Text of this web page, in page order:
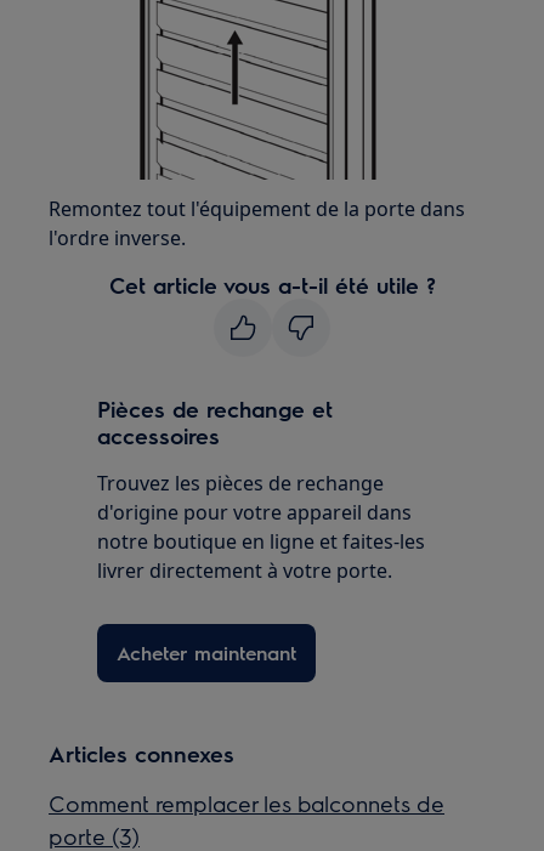
Remontez tout l'équipement de la porte dans
l'ordre inverse.
Cet article vous a-t-il été utile ?
Pièces de rechange et
accessoires
Trouvez les pièces de rechange
d'origine pour votre appareil dans
notre boutique en ligne et faites-les
livrer directement à votre porte.
Acheter maintenant
Articles connexes
Comment remplacer les balconnets de
porte (3)